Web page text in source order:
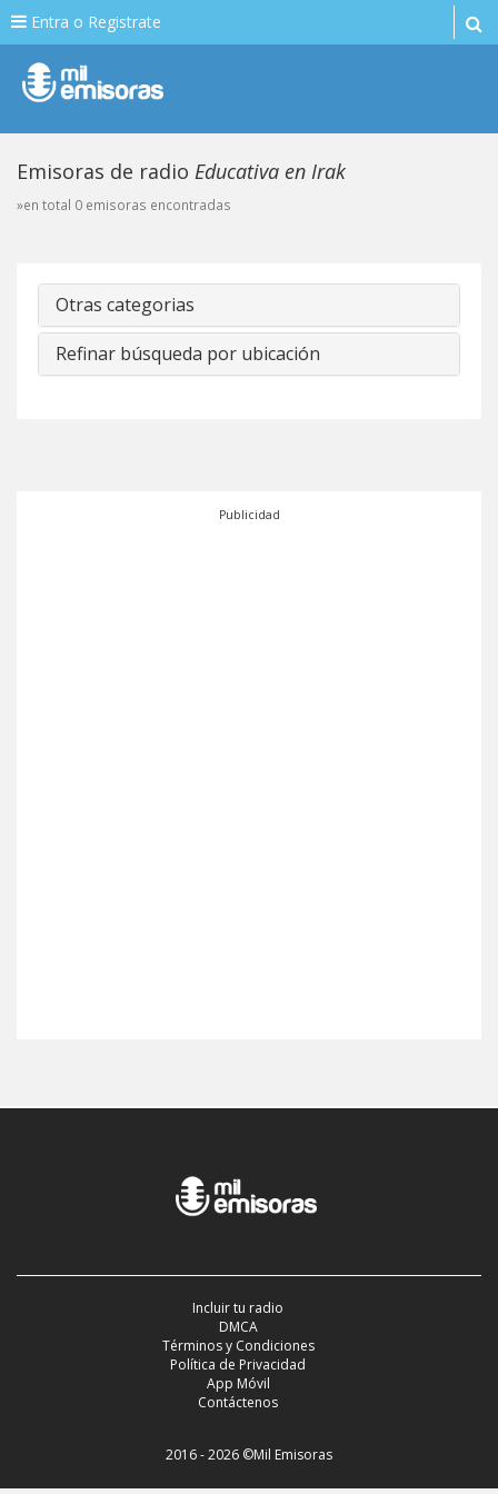
Entra o Registrate
Emisoras de radio Educativa en Irak
»en total 0 emisoras encontradas
Otras categorias
Refinar búsqueda por ubicación
Publicidad
Incluir tu radio
DMCA
Términos y Condiciones
Política de Privacidad
App Móvil
Contáctenos
2016 - 2026 ©Mil Emisoras